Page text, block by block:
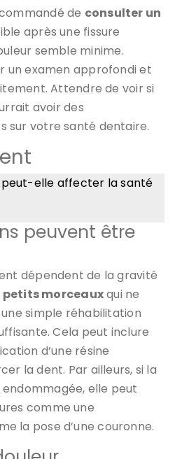
de consulter un
après une fissure
semble minime.
un examen approfondi et
Attendre de voir si
avoir des
sur votre santé dentaire.
elle affecter la santé
peuvent être
dépendent de la gravité
petits morceauxqui ne
simple réhabilitation
Cela peut inclure
d’une résine
la dent. Par ailleurs, si la
elle peut
comme une
la pose d’une couronne.